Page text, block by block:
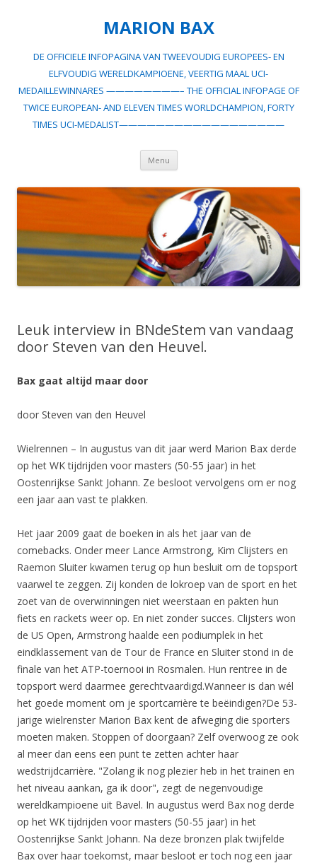
MARION BAX
DE OFFICIELE INFOPAGINA VAN TWEEVOUDIG EUROPEES- EN
ELFVOUDIG WERELDKAMPIOENE, VEERTIG MAAL UCI-
MEDAILLEWINNARES ————————– THE OFFICIAL INFOPAGE OF
TWICE EUROPEAN- AND ELEVEN TIMES WORLDCHAMPION, FORTY
TIMES UCI-MEDALIST——————————————————
Menu Spring
inhoud
Leuk interview in BNdeStem van vandaag
door Steven van den Heuvel.
Bax gaat altijd maar door
door Steven van den Heuvel
Wielrennen – In augustus van dit jaar werd Marion Bax derde
op het WK tijdrijden voor masters (50-55 jaar) in het
Oostenrijkse Sankt Johann. Ze besloot vervolgens om er nog
een jaar aan vast te plakken.
Het jaar 2009 gaat de boeken in als het jaar van de
comebacks. Onder meer Lance Armstrong, Kim Clijsters en
Raemon Sluiter kwamen terug op hun besluit om de topsport
vaarwel te zeggen. Zij konden de lokroep van de sport en het
zoet van de overwinningen niet weerstaan en pakten hun
fiets en rackets weer op. En niet zonder succes. Clijsters won
de US Open, Armstrong haalde een podiumplek in het
eindklassement van de Tour de France en Sluiter stond in de
finale van het ATP-toernooi in Rosmalen. Hun rentree in de
topsport werd daarmee gerechtvaardigd.Wanneer is dan wél
het goede moment om je sportcarrière te beëindigen?De 53-
jarige wielrenster Marion Bax kent de afweging die sporters
moeten maken. Stoppen of doorgaan? Zelf overwoog ze ook
al meer dan eens een punt te zetten achter haar
wedstrijdcarrière. "Zolang ik nog plezier heb in het trainen en
het niveau aankan, ga ik door", zegt de negenvoudige
wereldkampioene uit Bavel. In augustus werd Bax nog derde
op het WK tijdrijden voor masters (50-55 jaar) in het
Oostenrijkse Sankt Johann. Na deze bronzen plak twijfelde
Bax over haar toekomst, maar besloot er toch nog een jaar